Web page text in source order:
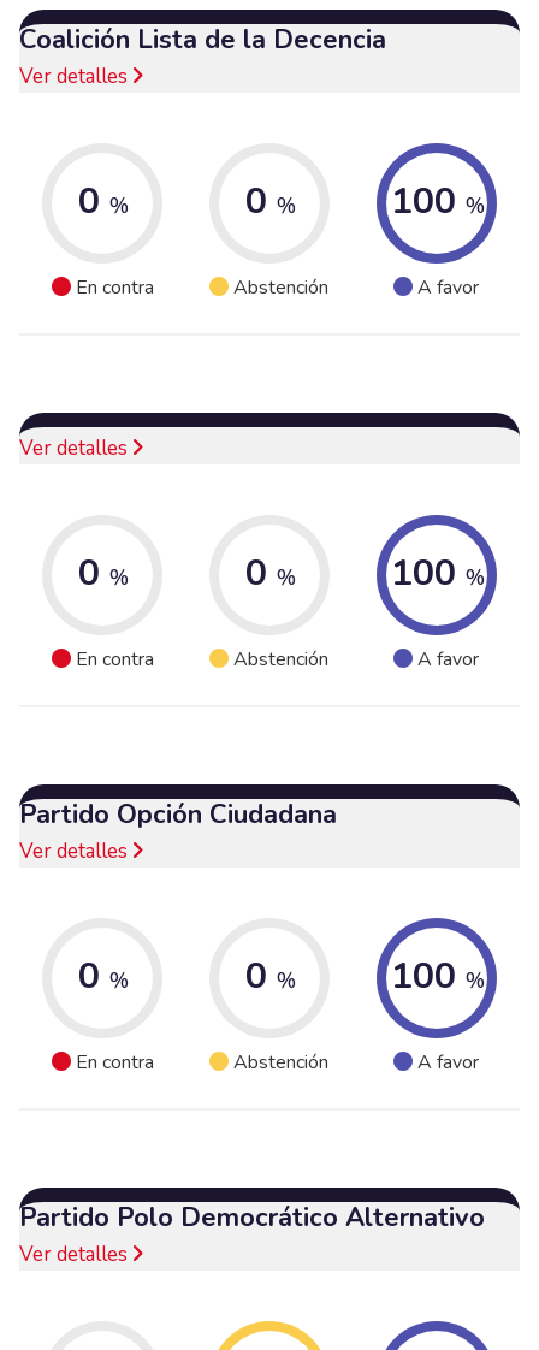
Coalición Lista de la Decencia
Ver detalles
0 %
En contra
0 %
Abstención
100 %
A favor
Ver detalles
0 %
En contra
0 %
Abstención
100 %
A favor
Partido Opción Ciudadana
Ver detalles
0 %
En contra
0 %
Abstención
100 %
A favor
Partido Polo Democrático Alternativo
Ver detalles